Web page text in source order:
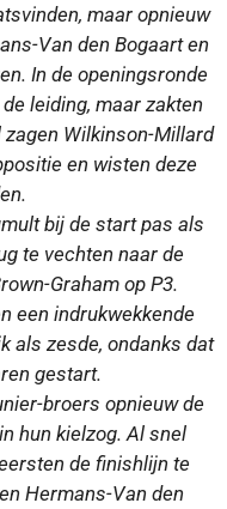
maar opnieuw
Van den Bogaart en
In de openingsronde
leiding, maar zakten
Wilkinson-Millard
en wisten deze
bij de start pas als
te vechten naar de
Graham op P3.
een indrukwekkende
als zesde, ondanks dat
gestart.
broers opnieuw de
hun kielzog. Al snel
de finishlijn te
Hermans-Van den